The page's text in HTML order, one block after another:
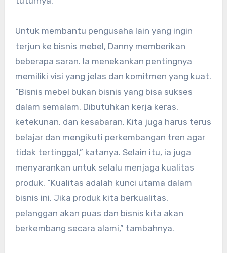
Untuk membantu pengusaha lain yang ingin
terjun ke bisnis mebel, Danny memberikan
beberapa saran. Ia menekankan pentingnya
memiliki visi yang jelas dan komitmen yang kuat.
“Bisnis mebel bukan bisnis yang bisa sukses
dalam semalam. Dibutuhkan kerja keras,
ketekunan, dan kesabaran. Kita juga harus terus
belajar dan mengikuti perkembangan tren agar
tidak tertinggal,” katanya. Selain itu, ia juga
menyarankan untuk selalu menjaga kualitas
produk. “Kualitas adalah kunci utama dalam
bisnis ini. Jika produk kita berkualitas,
pelanggan akan puas dan bisnis kita akan
berkembang secara alami,” tambahnya.